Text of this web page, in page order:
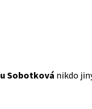
Sobotková nikdo